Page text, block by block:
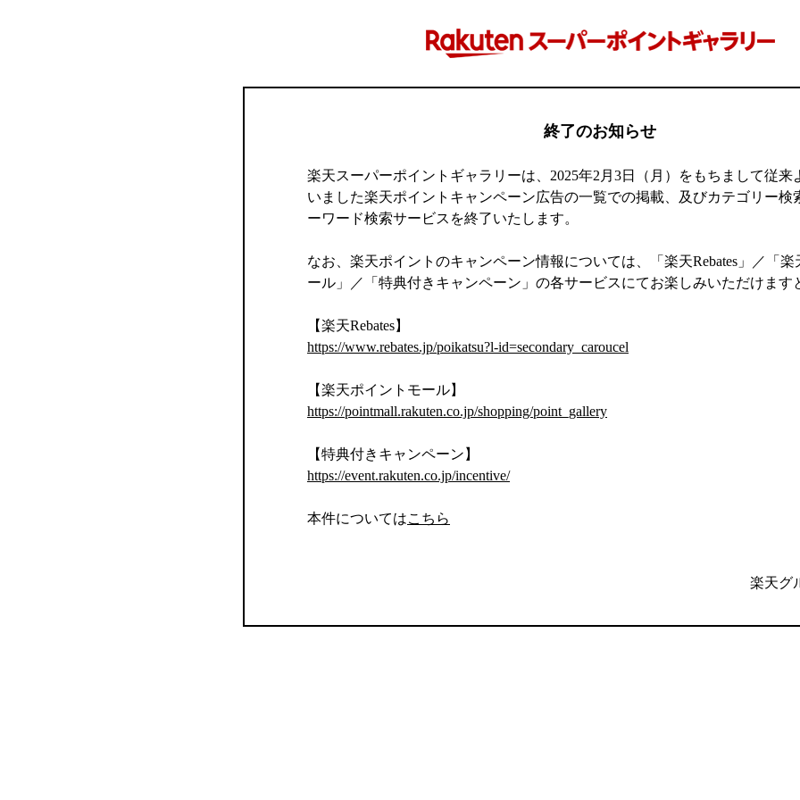
終了のお知らせ
楽天スーパーポイントギャラリーは、2025年2月3日（月）をもちまして従来
いました楽天ポイントキャンペーン広告の一覧での掲載、及びカテゴリー検
ーワード検索サービスを終了いたします。
なお、楽天ポイントのキャンペーン情報については、「楽天Rebates」／「楽
ール」／「特典付きキャンペーン」の各サービスにてお楽しみいただけます
【楽天Rebates】
https://www.rebates.jp/poikatsu?l-id=secondary_caroucel
【楽天ポイントモール】
https://pointmall.rakuten.co.jp/shopping/point_gallery
【特典付きキャンペーン】
https://event.rakuten.co.jp/incentive/
本件についてはこちら
楽天グ